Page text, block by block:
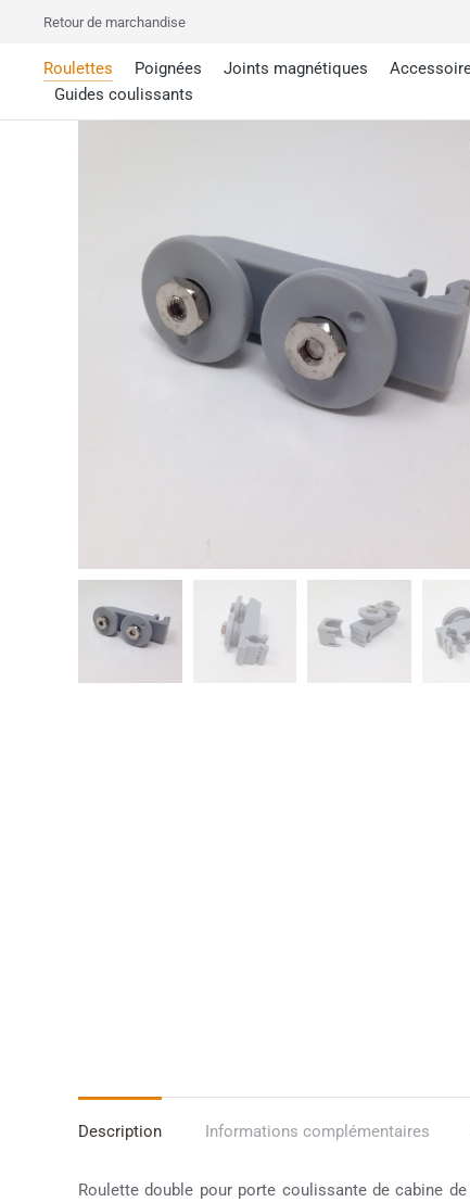
Retour de marchandise
Roulettes Poignées Joints magnétiques
Guides coulissants
Description Informations complémentaires
Roulette double pour porte coulissante de cabine